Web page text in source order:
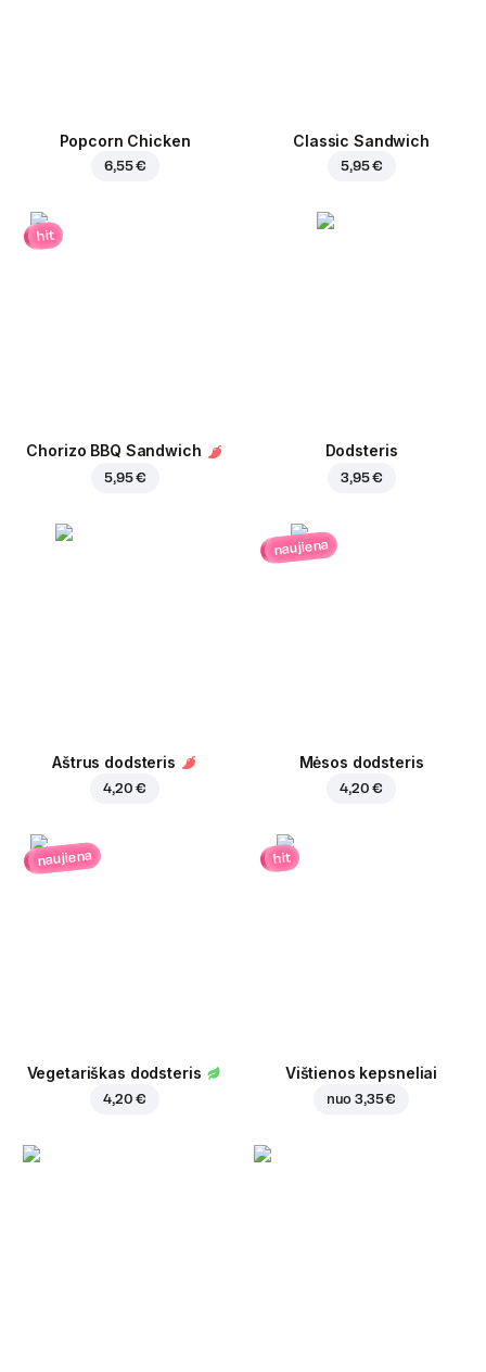
Popcorn Chicken
6,55 €
Classic Sandwich
5,95 €
hit
Chorizo BBQ Sandwich
5,95 €
Dodsteris
3,95 €
Aštrus dodsteris
4,20 €
naujiena
Mėsos dodsteris
4,20 €
naujiena
Vegetariškas dodsteris
4,20 €
hit
Vištienos kepsneliai
nuo3,35 €